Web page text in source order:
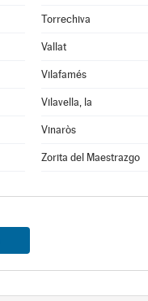
Torrechiva
Vallat
Vilafamés
Vilavella, la
Vinaròs
Zorita del Maestrazgo